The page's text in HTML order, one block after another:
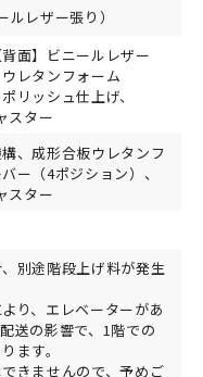
レザー張り）
面】ビニールレザー
レタンフォーム
リッシュ仕上げ、
スター
、成形合板ウレタンフ
ー（4ポジション）、
スター
別途階段上げ料が発生
り、エレベーターがあ
送の影響で、1階での
ます。
きませんので、予めご